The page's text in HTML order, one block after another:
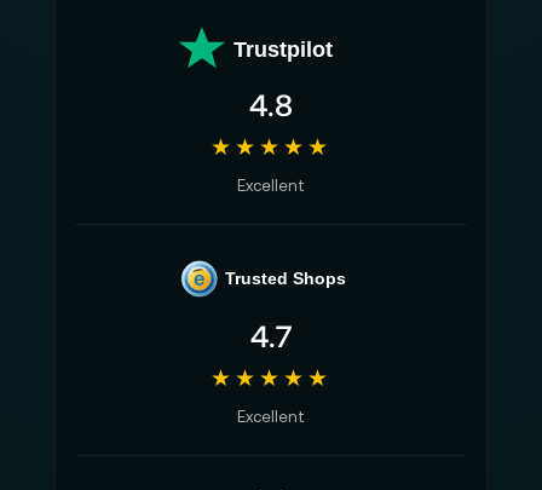
Trustpilot
4.8
★★★★★
Excellent
e Trusted Shops
4.7
★★★★★
Excellent